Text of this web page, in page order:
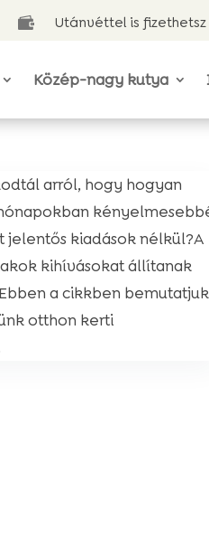
 Utánvéttel is fizethetsz
Közép-nagy kutya
arról, hogy hogyan
kiadások nélkül?A
kihívásokat állítanak
a cikkben
otthon kerti